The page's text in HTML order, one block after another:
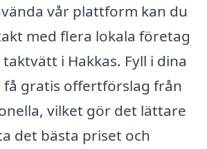
vår plattform kan du
med flera lokala företag
i Hakkas. Fyll i dina
gratis offertförslag från
vilket gör det lättare
det bästa priset och